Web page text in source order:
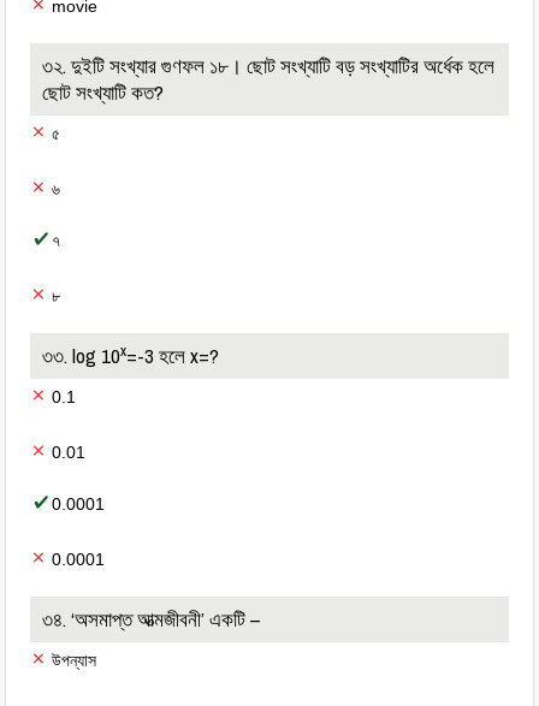
movie
৩২. দুইটি সংখ্যার গুণফল ১৮। ছোট সংখ্যাটি বড় সংখ্যাটির অর্ধেক হলে
ছোট সংখ্যাটি কত?
৫
৬
৭
৮
৩৩. log 10x=-3 হলে x=?
0.1
0.01
0.0001
0.0001
৩৪. ‘অসমাপ্ত আত্মজীবনী’ একটি –
উপন্যাস